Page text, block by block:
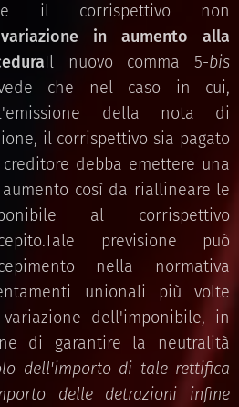
il corrispettivo non
in aumento alla
Il nuovo comma 5-bis
che nel caso in cui,
della nota di
il corrispettivo sia pagato
debba emettere una
così da riallineare le
al corrispettivo
previsione può
nella normativa
unionali più volte
dell'imponibile, in
di garantire la neutralità
dell'importo di tale rettifica
delle detrazioni infine